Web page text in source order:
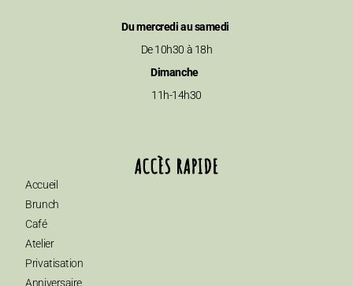
Du mercredi au samedi
De 10h30 à 18h
Dimanche
11h-14h30
ACCÈS RAPIDE
Accueil
Brunch
Café
Atelier
Privatisation
Anniversaire